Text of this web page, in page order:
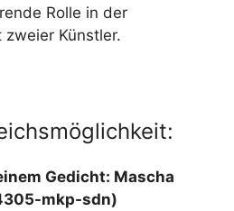
Rolle in der
Künstler.
Gedicht: Mascha
mkp-sdn)